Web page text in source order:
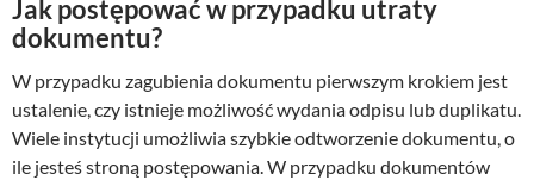
Jak postępować w przypadku utraty
dokumentu?
W przypadku zagubienia dokumentu pierwszym krokiem jest
ustalenie, czy istnieje możliwość wydania odpisu lub duplikatu.
Wiele instytucji umożliwia szybkie odtworzenie dokumentu, o
ile jesteś stroną postępowania. W przypadku dokumentów